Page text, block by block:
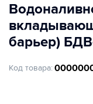
барьер)
Код товара: